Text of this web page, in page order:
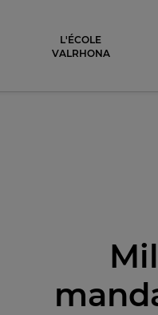
L'ÉCOLE
VALRHONA